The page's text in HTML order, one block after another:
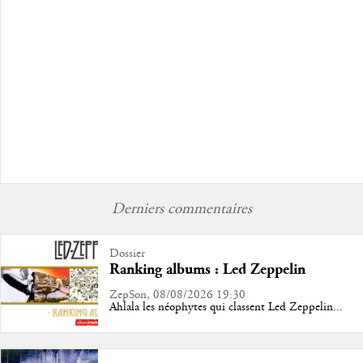
Derniers commentaires
Dossier
Ranking albums : Led Zeppelin
ZepSon, 08/08/2026 19:30
Ahlala les néophytes qui classent Led Zeppelin...